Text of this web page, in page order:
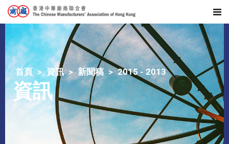
首頁 資訊 新聞稿 2015 - 2013
資訊